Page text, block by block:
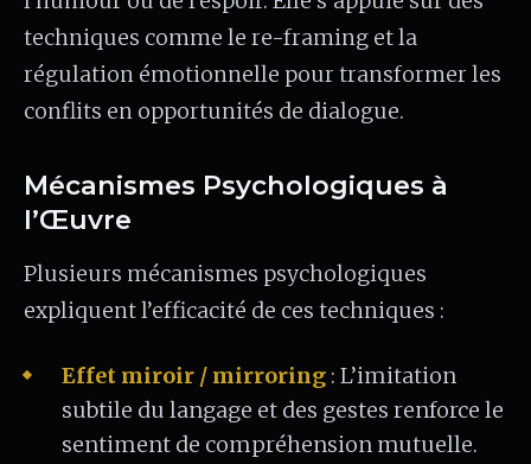
techniques comme le re-framing et la
régulation émotionnelle pour transformer les
conflits en opportunités de dialogue.
Mécanismes Psychologiques à
l’Œuvre
Plusieurs mécanismes psychologiques
expliquent l’efficacité de ces techniques :
Effet miroir / mirroring : L’imitation
subtile du langage et des gestes renforce le
sentiment de compréhension mutuelle.